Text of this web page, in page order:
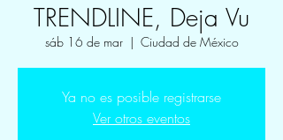
TRENDLINE, Deja Vu
sáb 16 de mar
  |
Ciudad de México
Ya no es posible registrarse
Ver otros eventos